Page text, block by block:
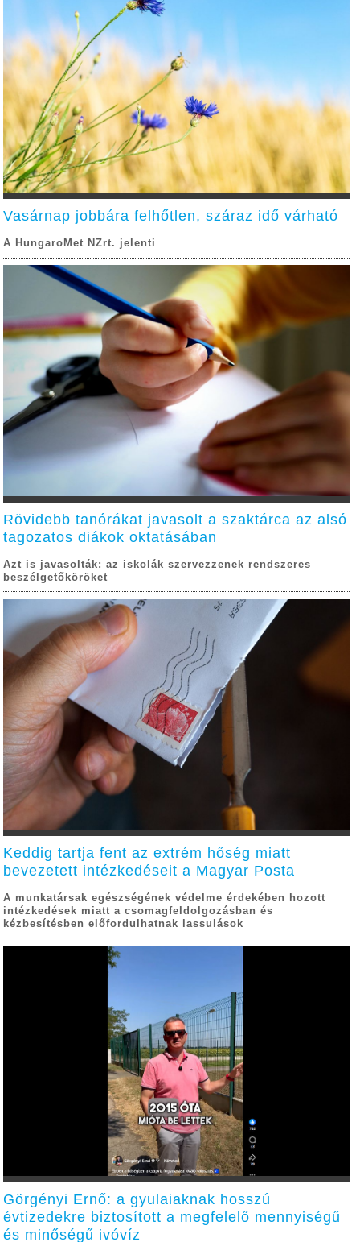
Vasárnap jobbára felhőtlen, száraz idő várható
A HungaroMet NZrt. jelenti
Rövidebb tanórákat javasolt a szaktárca az alsó
tagozatos diákok oktatásában
Azt is javasolták: az iskolák szervezzenek rendszeres
beszélgetőköröket
Keddig tartja fent az extrém hőség miatt
bevezetett intézkedéseit a Magyar Posta
A munkatársak egészségének védelme érdekében hozott
intézkedések miatt a csomagfeldolgozásban és
kézbesítésben előfordulhatnak lassulások
Görgényi Ernő: a gyulaiaknak hosszú
évtizedekre biztosított a megfelelő mennyiségű
és minőségű ivóvíz